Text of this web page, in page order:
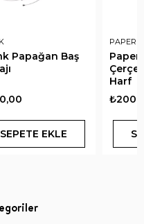
Papağan Baş
SEPETE EKLE
PAPER
Harf